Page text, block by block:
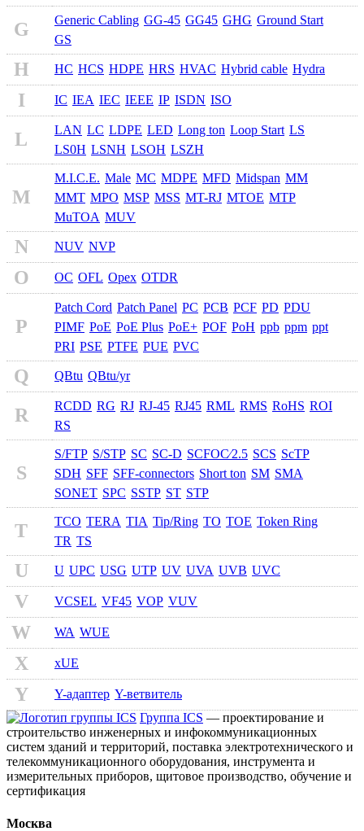
G Generic Cabling GG-45 GG45 GHG Ground Start
GS
H HC HCS HDPE HRS HVAC Hybrid cable Hydra
I IC IEA IEC IEEE IP ISDN ISO
L LAN LC LDPE LED Long ton Loop Start LS
LS0H LSNH LSOH LSZH
M
M.I.C.E. Male MC MDPE MFD Midspan MM
MMT MPO MSP MSS MT-RJ MTOE MTP
MuTOA MUV
N NUV NVP
O OC OFL Opex OTDR
P
Patch Cord Patch Panel PC PCB PCF PD PDU
PIMF PoE PoE Plus PoE+ POF PoH ppb ppm ppt
PRI PSE PTFE PUE PVC
Q QBtu QBtu/yr
R RCDD RG RJ RJ-45 RJ45 RML RMS RoHS ROI
RS
S
S/FTP S/STP SC SC-D SCFOC⁄2.5 SCS ScTP
SDH SFF SFF-connectors Short ton SM SMA
SONET SPC SSTP ST STP
T TCO TERA TIA Tip/Ring TO TOE Token Ring
TR TS
U U UPC USG UTP UV UVA UVB UVC
V VCSEL VF45 VOP VUV
W WA WUE
X xUE
Y Y-адаптер Y-ветвитель
Группа ICS — проектирование и
строительство инженерных и инфокоммуникационных
систем зданий и территорий, поставка электротехнического и
телекоммуникационного оборудования, инструмента и
измерительных приборов, щитовое производство, обучение и
сертификация
Москва